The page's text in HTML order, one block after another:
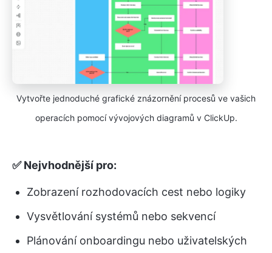
Vytvořte jednoduché grafické znázornění procesů ve vašich
operacích pomocí vývojových diagramů v ClickUp.
✅ Nejvhodnější pro:
Zobrazení rozhodovacích cest nebo logiky
Vysvětlování systémů nebo sekvencí
Plánování onboardingu nebo uživatelských